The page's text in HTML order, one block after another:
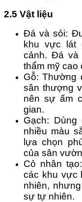
2.5 Vật liệu
Đá và sỏi:
khu vực lát
cảnh. Đá
thẩm mỹ cao
Gỗ: Thường
sân thượng
nên sự ấm
gian.
Gạch:
nhiều màu
lựa chọn
của sân
Cỏ nhân
các khu vực
nhiên,
sự tự nhiên.